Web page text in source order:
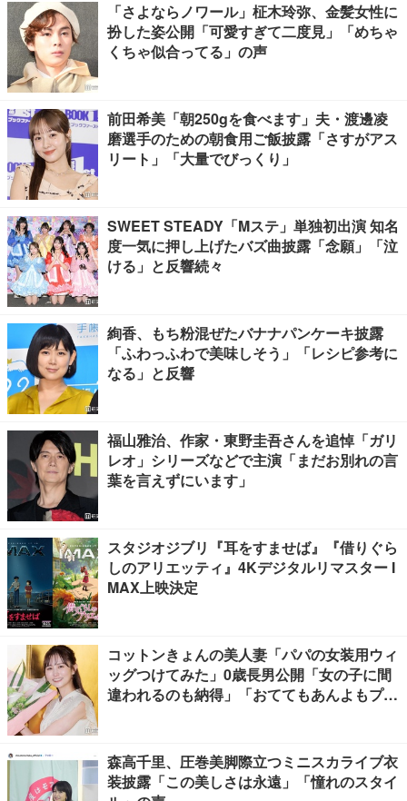
「さよならノワール」柾木玲弥、金髪女性に
扮した姿公開「可愛すぎて二度見」「めちゃ
くちゃ似合ってる」の声
前田希美「朝250gを食べます」夫・渡邊凌
磨選手のための朝食用ご飯披露「さすがアス
リート」「大量でびっくり」
SWEET STEADY「Mステ」単独初出演 知名
度一気に押し上げたバズ曲披露「念願」「泣
ける」と反響続々
絢香、もち粉混ぜたバナナパンケーキ披露
「ふわっふわで美味しそう」「レシピ参考に
なる」と反響
福山雅治、作家・東野圭吾さんを追悼「ガリ
レオ」シリーズなどで主演「まだお別れの言
葉を言えずにいます」
スタジオジブリ『耳をすませば』『借りぐら
しのアリエッティ』4Kデジタルリマスター I
MAX上映決定
コットンきょんの美人妻「パパの女装用ウィ
ッグつけてみた」0歳長男公開「女の子に間
違われるのも納得」「おててもあんよもプリ
森高千里、圧巻美脚際立つミニスカライブ衣
装披露「この美しさは永遠」「憧れのスタイ